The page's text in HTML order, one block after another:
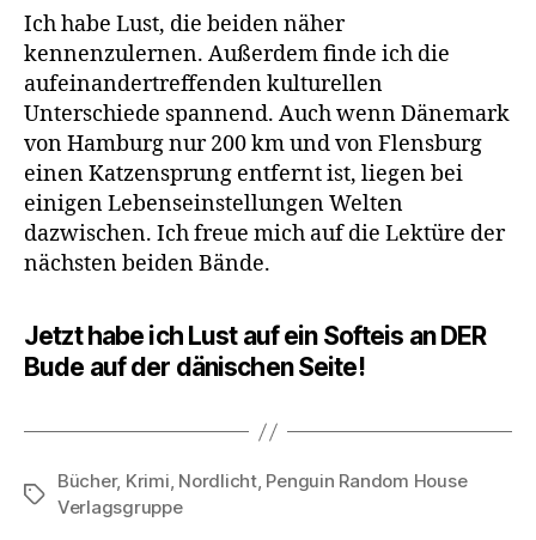
Ich habe Lust, die beiden näher
kennenzulernen. Außerdem finde ich die
aufeinandertreffenden kulturellen
Unterschiede spannend. Auch wenn Dänemark
von Hamburg nur 200 km und von Flensburg
einen Katzensprung entfernt ist, liegen bei
einigen Lebenseinstellungen Welten
dazwischen. Ich freue mich auf die Lektüre der
nächsten beiden Bände.
Jetzt habe ich Lust auf ein Softeis an DER
Bude auf der dänischen Seite!
Schlagwörter
Bücher, Krimi, Nordlicht, Penguin Random House
Verlagsgruppe